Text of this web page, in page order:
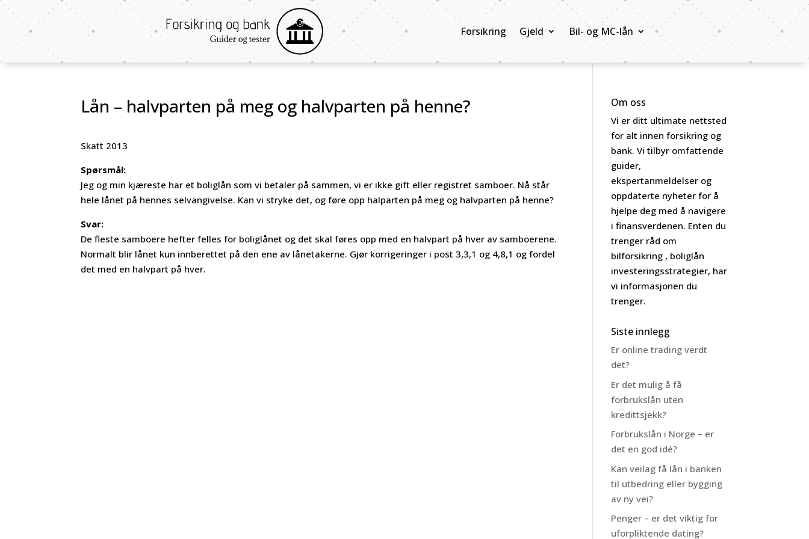
Forsikring Gjeld Bil- og MC-lån
Lån – halvparten på meg og halvparten på henne?
Skatt 2013
Spørsmål:
Jeg og min kjæreste har et boliglån som vi betaler på sammen, vi er ikke gift eller registret samboer. Nå står
hele lånet på hennes selvangivelse. Kan vi stryke det, og føre opp halparten på meg og halvparten på henne?
Svar:
De fleste samboere hefter felles for boliglånet og det skal føres opp med en halvpart på hver av samboerene.
Normalt blir lånet kun innberettet på den ene av lånetakerne. Gjør korrigeringer i post 3,3,1 og 4,8,1 og fordel
det med en halvpart på hver.
Om oss
Vi er ditt ultimate nettsted
for alt innen forsikring og
bank. Vi tilbyr omfattende
guider,
ekspertanmeldelser og
oppdaterte nyheter for å
hjelpe deg med å navigere
i finansverdenen. Enten du
trenger råd om
bilforsikring , boliglån
investeringsstrategier, har
vi informasjonen du
trenger.
Siste innlegg
Er online trading verdt
det?
Er det mulig å få
forbrukslån uten
kredittsjekk?
Forbrukslån i Norge – er
det en god idé?
Kan veilag få lån i banken
til utbedring eller bygging
av ny vei?
Penger – er det viktig for
uforpliktende dating?